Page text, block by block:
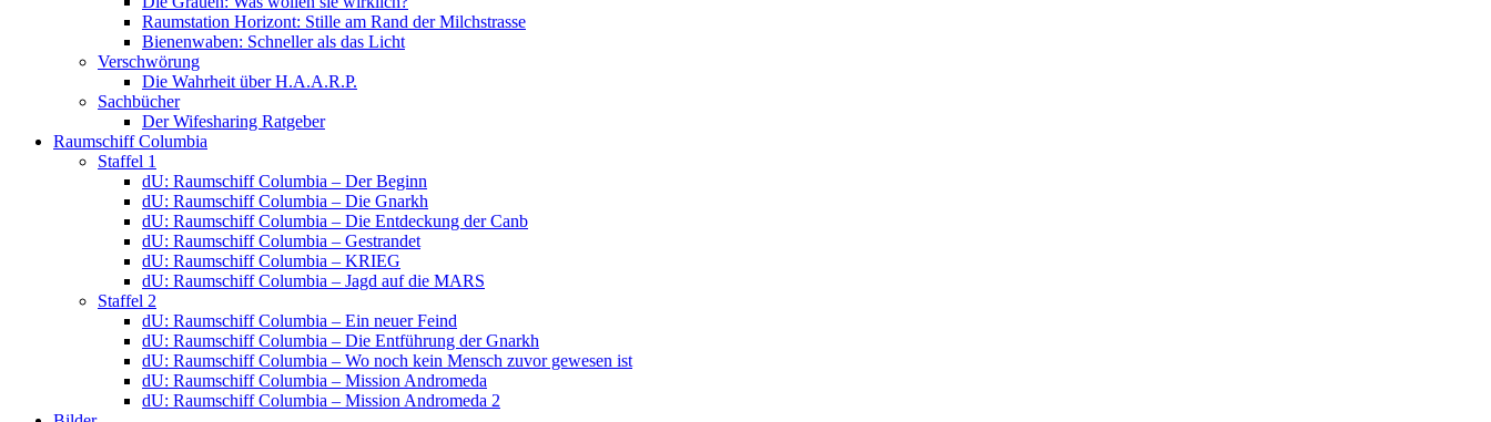
Raumstation Horizont: Stille am Rand der Milchstrasse
Bienenwaben: Schneller als das Licht
Verschwörung
Die Wahrheit über H.A.A.R.P.
Sachbücher
Der Wifesharing Ratgeber
Raumschiff Columbia
Staffel 1
dU: Raumschiff Columbia – Der Beginn
dU: Raumschiff Columbia – Die Gnarkh
dU: Raumschiff Columbia – Die Entdeckung der Canb
dU: Raumschiff Columbia – Gestrandet
dU: Raumschiff Columbia – KRIEG
dU: Raumschiff Columbia – Jagd auf die MARS
Staffel 2
dU: Raumschiff Columbia – Ein neuer Feind
dU: Raumschiff Columbia – Die Entführung der Gnarkh
dU: Raumschiff Columbia – Wo noch kein Mensch zuvor gewesen ist
dU: Raumschiff Columbia – Mission Andromeda
dU: Raumschiff Columbia – Mission Andromeda 2